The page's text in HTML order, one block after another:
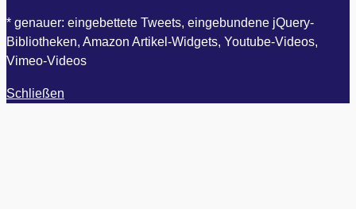
* genauer: eingebettete Tweets, eingebundene jQuery-
Bibliotheken, Amazon Artikel-Widgets, Youtube-Videos,
Vimeo-Videos
Schließen